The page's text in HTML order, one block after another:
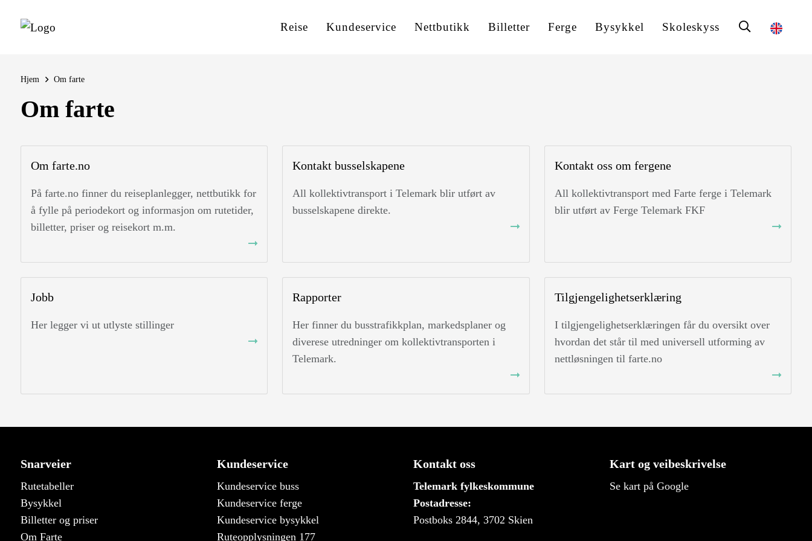
Reise Kundeservice Nettbutikk Billetter Ferge Bysykkel Skoleskyss
Hjem Om farte
Om farte
Om farte.no
På farte.no finner du reiseplanlegger, nettbutikk for
å fylle på periodekort og informasjon om rutetider,
billetter, priser og reisekort m.m.
Kontakt busselskapene
All kollektivtransport i Telemark blir utført av
busselskapene direkte.
Kontakt oss om fergene
All kollektivtransport med Farte ferge i Telemark
blir utført av Ferge Telemark FKF
Jobb
Her legger vi ut utlyste stillinger
Rapporter
Her finner du busstrafikkplan, markedsplaner og
diverese utredninger om kollektivtransporten i
Telemark.
Tilgjengelighetserklæring
I tilgjengelighetserklæringen får du oversikt over
hvordan det står til med universell utforming av
nettløsningen til farte.no
Snarveier
Rutetabeller
Bysykkel
Billetter og priser
Om Farte
Kundeservice
Kundeservice buss
Kundeservice ferge
Kundeservice bysykkel
Ruteopplysningen 177
Kontakt oss
Telemark fylkeskommune
Postadresse:
Postboks 2844, 3702 Skien
Kart og veibeskrivelse
Se kart på Google